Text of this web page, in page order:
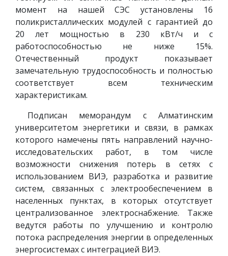
момент на нашей СЭС установлены 16
поликристаллических модулей с гарантией до
20 лет мощностью в 230 кВт/ч и с
работоспособностью не ниже 15%.
Отечественный продукт показывает
замечательную трудоспособность и полностью
соответствует всем техническим
характеристикам.
Подписан меморандум с Алматинским
университетом энергетики и связи, в рамках
которого намечены пять направлений научно-
исследовательских работ, в том числе
возможности снижения потерь в сетях с
использованием ВИЭ, разработка и развитие
систем, связанных с электрообеспечением в
населенных пунктах, в которых отсутствует
централизованное электроснабжение. Также
ведутся работы по улучшению и контролю
потока распределения энергии в определенных
энергосистемах с интеграцией ВИЭ.